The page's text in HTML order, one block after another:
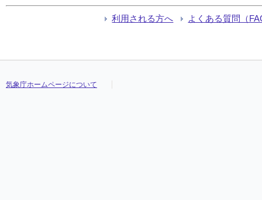
利用される方へ よくある質問（
気象庁ホームページについて